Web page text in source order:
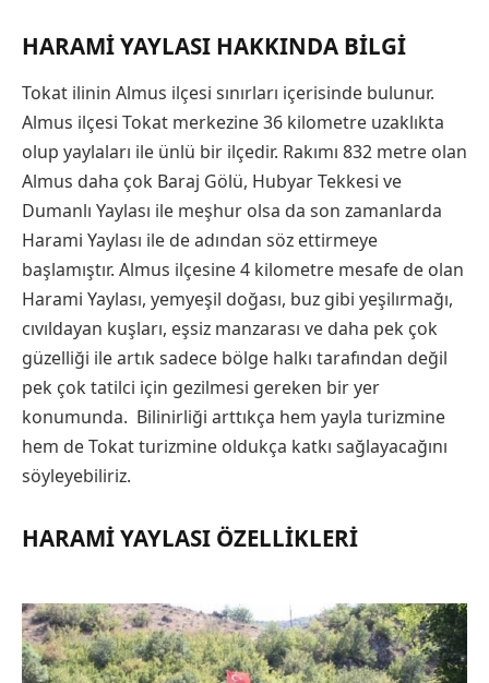
HARAMI YAYLASI HAKKINDA BILGI
Tokat ilinin Almus ilçesi sınırları içerisinde bulunur.
Almus ilçesi Tokat merkezine 36 kilometre uzaklıkta
olup yaylaları ile ünlü bir ilçedir. Rakımı 832 metre olan
Almus daha çok Baraj Gölü, Hubyar Tekkesi ve
Dumanlı Yaylası ile meşhur olsa da son zamanlarda
Harami Yaylası ile de adından söz ettirmeye
başlamıştır. Almus ilçesine 4 kilometre mesafe de olan
Harami Yaylası, yemyeşil doğası, buz gibi yeşilırmağı,
cıvıldayan kuşları, eşsiz manzarası ve daha pek çok
güzelliği ile artık sadece bölge halkı tarafından değil
pek çok tatilci için gezilmesi gereken bir yer
konumunda. Bilinirliği arttıkça hem yayla turizmine
hem de Tokat turizmine oldukça katkı sağlayacağını
söyleyebiliriz.
HARAMI YAYLASI ÖZELLIKLERI